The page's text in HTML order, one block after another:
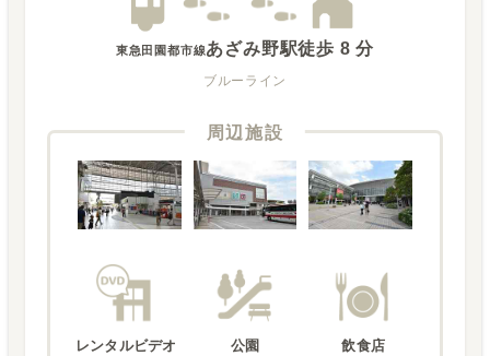
東急田園都市線あざみ野駅徒歩 8 分
ブルーライン
周辺施設
レンタルビデオ 公園 飲食店